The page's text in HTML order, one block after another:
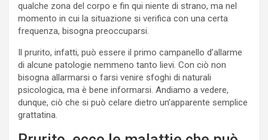
qualche zona del corpo e fin qui niente di strano, ma nel
momento in cui la situazione si verifica con una certa
frequenza, bisogna preoccuparsi.
Il prurito, infatti, può essere il primo campanello d’allarme
di alcune patologie nemmeno tanto lievi. Con ciò non
bisogna allarmarsi o farsi venire sfoghi di naturali
psicologica, ma è bene informarsi. Andiamo a vedere,
dunque, ciò che si può celare dietro un’apparente semplice
grattatina.